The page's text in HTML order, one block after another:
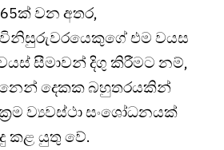
වන අතර,
එම වයස
සීමාවන් දිගු කිරීමට නම්,
දෙකක බහුතරයකින්
ව්‍යවස්ථා සංශෝධනයක්
කළ යුතු වේ.